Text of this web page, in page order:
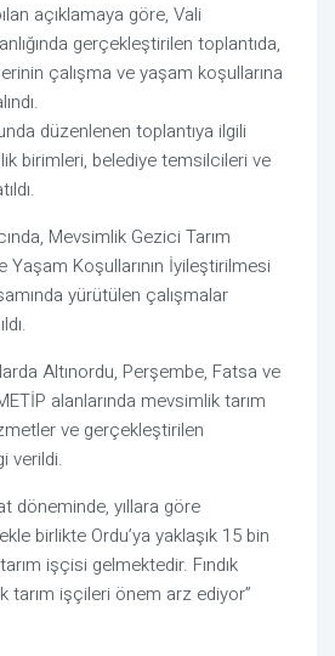
açıklamaya göre, Vali
gerçekleştirilen toplantıda,
çalışma ve yaşam koşullarına
düzenlenen toplantıya ilgili
birimleri, belediye temsilcileri ve
Mevsimlik Gezici Tarım
Yaşam Koşullarının İyileştirilmesi
yürütülen çalışmalar
Altınordu, Perşembe, Fatsa ve
alanlarında mevsimlik tarım
ve gerçekleştirilen
verildi.
döneminde, yıllara göre
birlikte Ordu’ya yaklaşık 15 bin
işçisi gelmektedir. Fındık
tarım işçileri önem arz ediyor”